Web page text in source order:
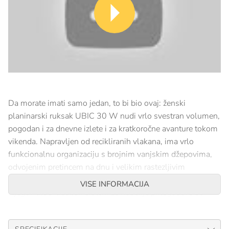
Da morate imati samo jedan, to bi bio ovaj: ženski
planinarski ruksak UBIC 30 W nudi vrlo svestran volumen,
pogodan i za dnevne izlete i za kratkoročne avanture tokom
vikenda. Napravljen od recikliranih vlakana, ima vrlo
funkcionalnu organizaciju s brojnim vanjskim džepovima,
odvojenim pretincem na dnu i velikim rastezljivim
mrežastim džepom na prednjoj strani za odlaganje jakne.
Njegov ultra-udoban sistem za nošenje prilagođava se
leđa, kao i ojačani ergonomski pojas. Na skijama ili pješice,
VISE INFORMACIJA